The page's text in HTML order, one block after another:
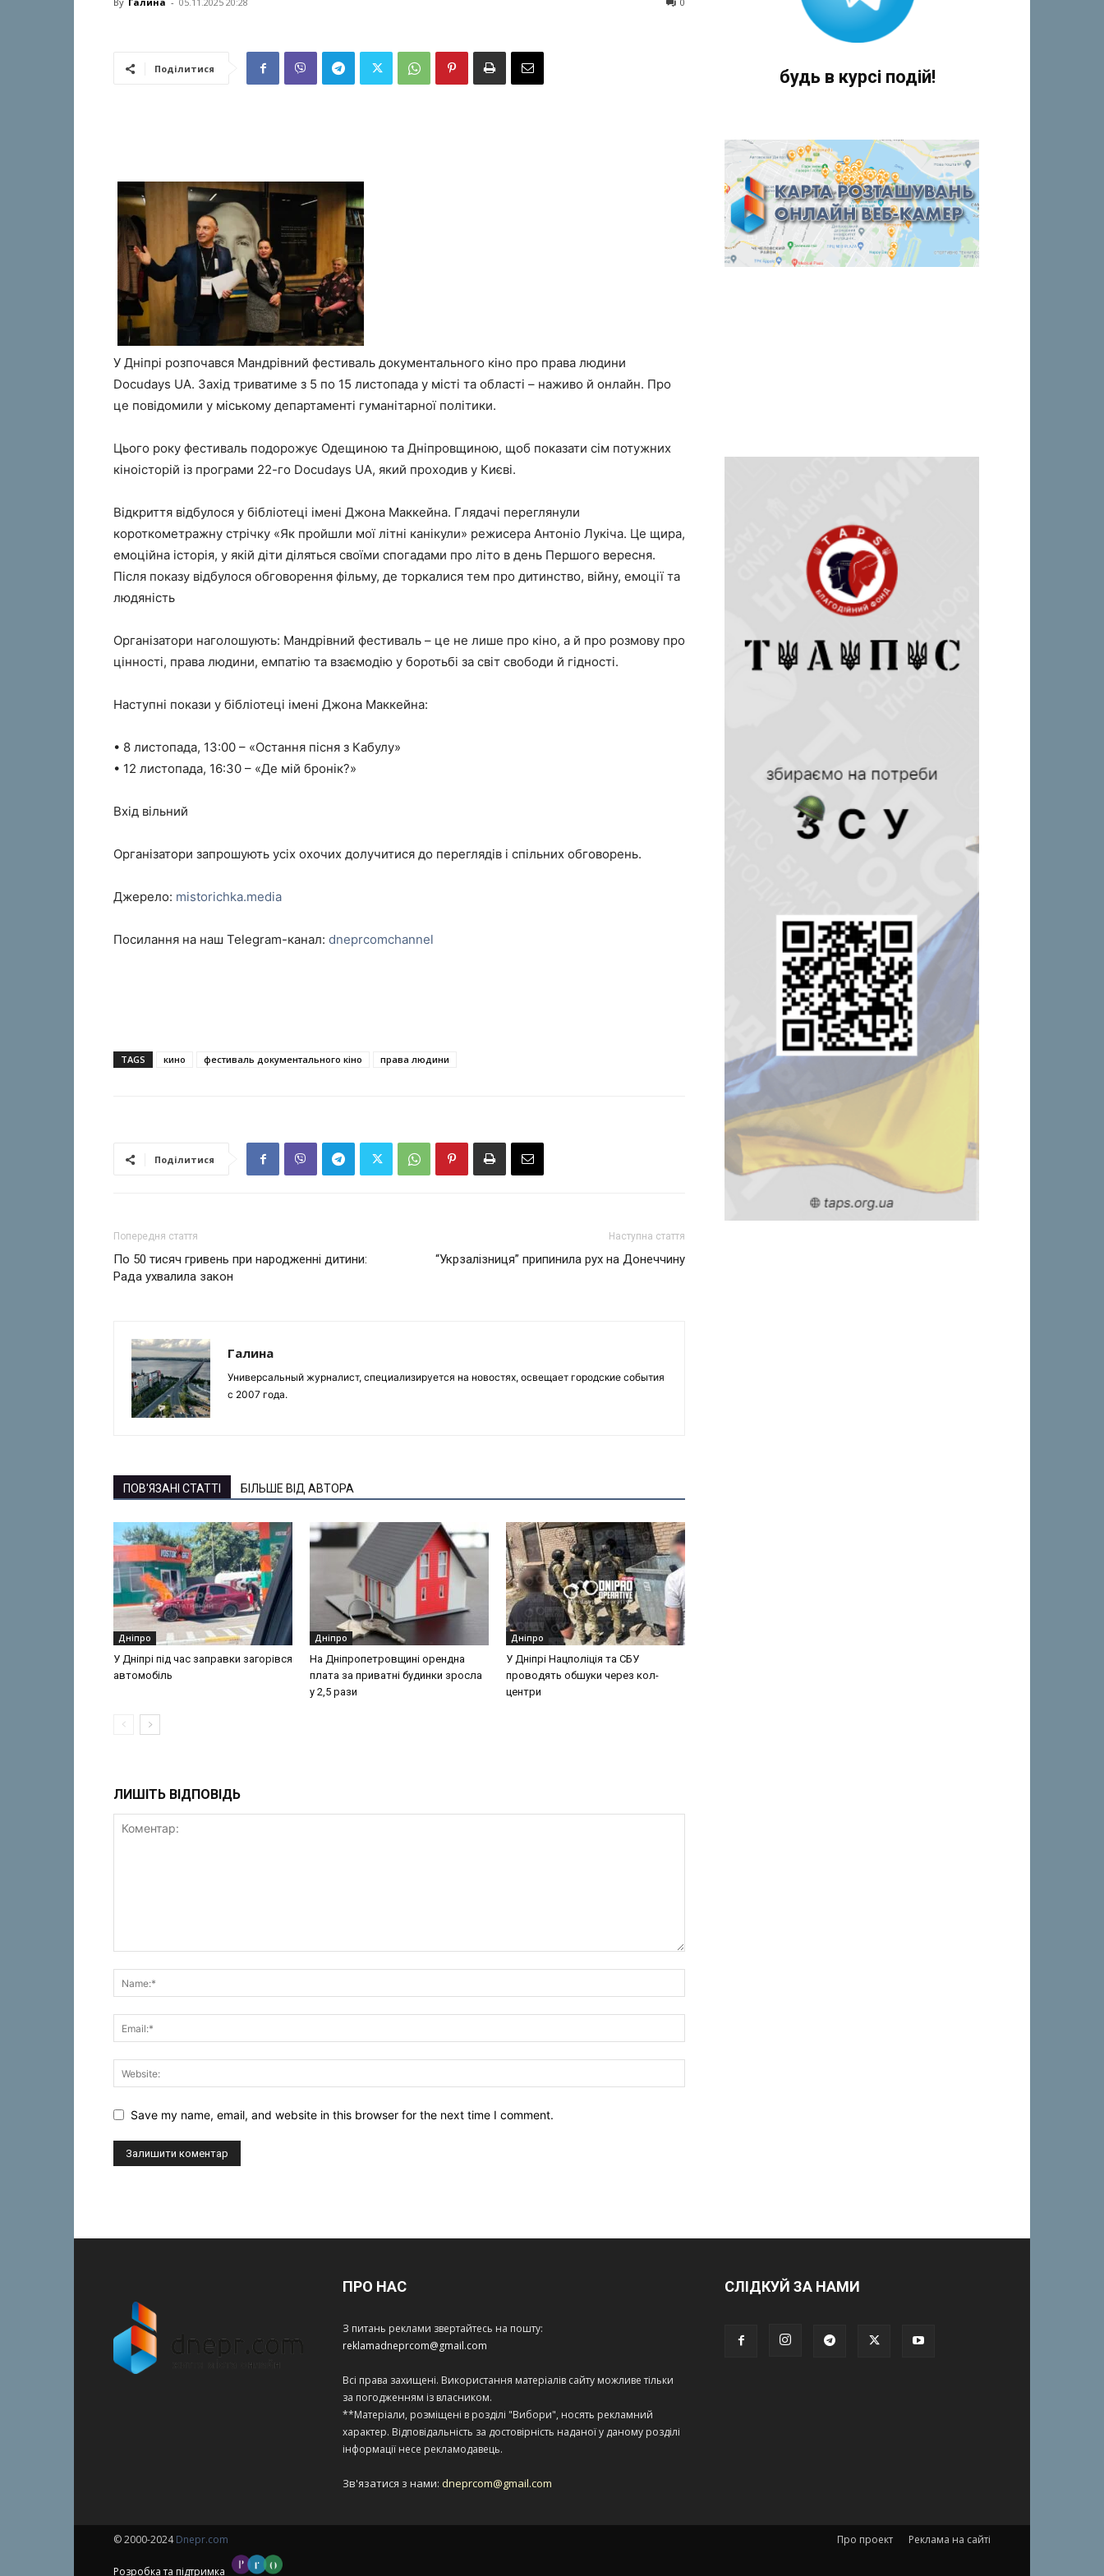
Поділитися
У Дніпрі розпочався Мандрівний фестиваль документального кіно про права людини
Docudays UA. Захід триватиме з 5 по 15 листопада у місті та області – наживо й онлайн. Про
це повідомили у міському департаменті гуманітарної політики.
Цього року фестиваль подорожує Одещиною та Дніпровщиною, щоб показати сім потужних
кіноісторій із програми 22-го Docudays UA, який проходив у Києві.
Відкриття відбулося у бібліотеці імені Джона Маккейна. Глядачі переглянули
короткометражну стрічку «Як пройшли мої літні канікули» режисера Антоніо Лукіча. Це щира,
емоційна історія, у якій діти діляться своїми спогадами про літо в день Першого вересня.
Після показу відбулося обговорення фільму, де торкалися тем про дитинство, війну, емоції та
людяність
Організатори наголошують: Мандрівний фестиваль – це не лише про кіно, а й про розмову про
цінності, права людини, емпатію та взаємодію у боротьбі за світ свободи й гідності.
Наступні покази у бібліотеці імені Джона Маккейна:
• 8 листопада, 13:00 – «Остання пісня з Кабулу»
• 12 листопада, 16:30 – «Де мій бронік?»
Вхід вільний
Організатори запрошують усіх охочих долучитися до переглядів і спільних обговорень.
Джерело: mistorichka.media
Посилання на наш Telegram-канал: dneprcomchannel
TAGS кино фестиваль документального кіно права людини
Поділитися
Попередня стаття
По 50 тисяч гривень при народженні дитини:
Рада ухвалила закон
Наступна стаття
“Укрзалізниця” припинила рух на Донеччину
Галина
Универсальный журналист, специализируется на новостях, освещает городские события
с 2007 года.
ПОВ'ЯЗАНІ СТАТТІ БІЛЬШЕ ВІД АВТОРА
Дніпро
У Дніпрі під час заправки загорівся
автомобіль
Дніпро
На Дніпропетровщині орендна
плата за приватні будинки зросла
у 2,5 рази
Дніпро
У Дніпрі Нацполіція та СБУ
проводять обшуки через кол-
центри
ЛИШІТЬ ВІДПОВІДЬ
Save my name, email, and website in this browser for the next time I comment.
будь в курсі подій!
ПРО НАС
З питань реклами звертайтесь на пошту:
reklamadneprcom@gmail.com
Всі права захищені. Використання матеріалів сайту можливе тільки
за погодженням із власником.
**Матеріали, розміщені в розділі "Вибори", носять рекламний
характер. Відповідальність за достовірність наданої у даному розділі
інформації несе рекламодавець.
Зв'язатися з нами: dneprcom@gmail.com
СЛІДКУЙ ЗА НАМИ
Про проект Реклама на сайті
© 2000-2024Dnepr.com
Розробка та підтримка